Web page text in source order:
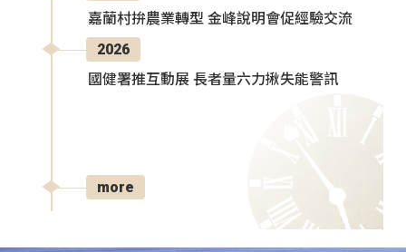
嘉蘭村拚農業轉型 金峰說明會促經驗交流
2026
國健署推互動展 長者量六力揪失能警訊
more